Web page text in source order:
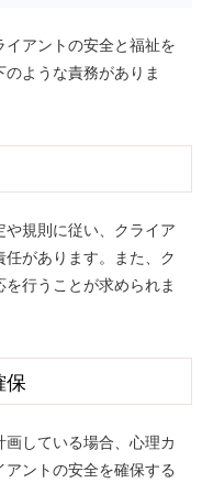
アントの安全と福祉を
ような責務がありま
規則に従い、クライア
があります。また、ク
行うことが求められま
保
している場合、心理カ
ントの安全を確保する